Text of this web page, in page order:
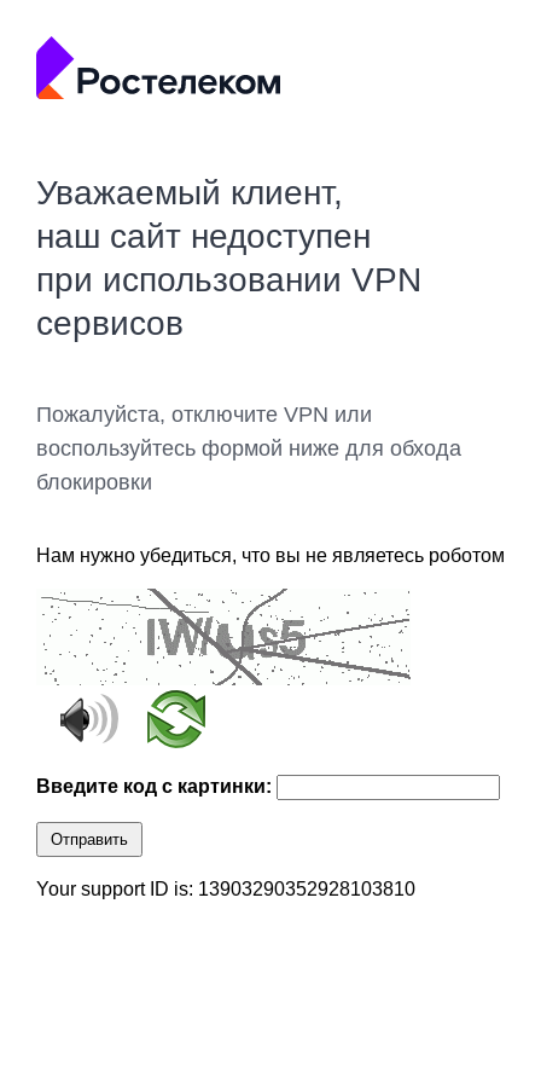
Уважаемый клиент,
наш сайт недоступен
при использовании VPN
сервисов
Пожалуйста, отключите VPN или
воспользуйтесь формой ниже для обхода
блокировки
Нам нужно убедиться, что вы не являетесь роботом
Введите код с картинки:
Отправить
Your support ID is: 13903290352928103810